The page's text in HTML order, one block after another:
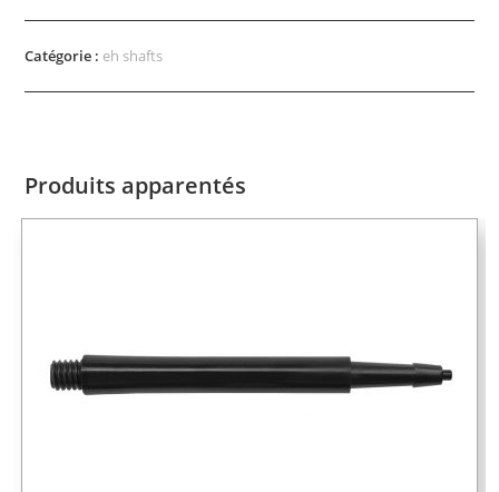
Catégorie : eh shafts
Produits apparentés